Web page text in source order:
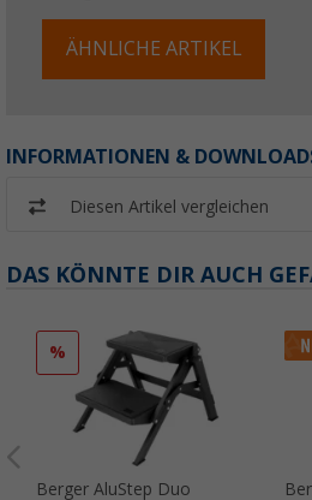
ÄHNLICHE ARTIKEL
INFORMATIONEN &
Diesen Artikel vergleichen
DAS KÖNNTE DIR AUCH
%
Berger AluStep Duo